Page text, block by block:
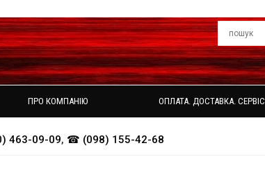
ПРО КОМПАНІЮ ОПЛАТА. ДОСТАВКА. СЕРВІС
463-09-09, ☎ (098) 155-42-68